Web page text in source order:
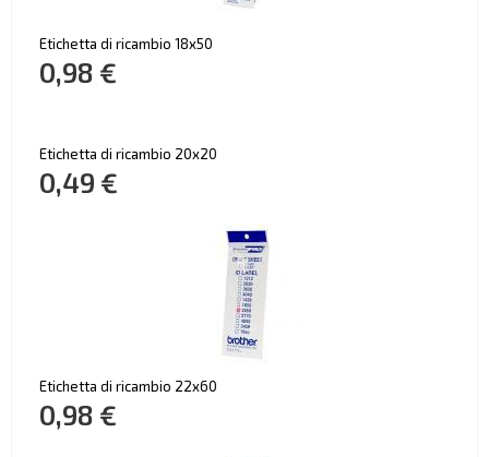
Etichetta di ricambio 18x50
0,98 €
Etichetta di ricambio 20x20
0,49 €
Etichetta di ricambio 22x60
0,98 €